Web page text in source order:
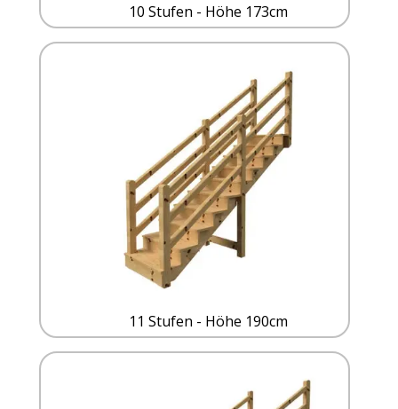
10 Stufen - Höhe 173cm
11 Stufen - Höhe 190cm